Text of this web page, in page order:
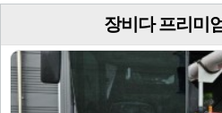
장비다 프리미